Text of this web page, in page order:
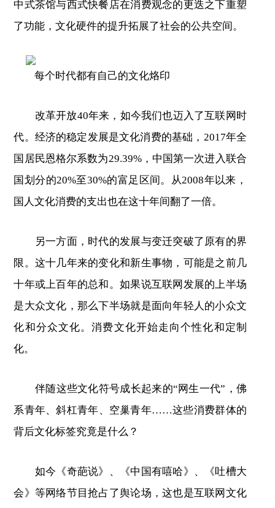
中式茶馆与西式快餐店在消费观念的更迭之下重塑
了功能，文化硬件的提升拓展了社会的公共空间。
每个时代都有自己的文化烙印
改革开放40年来，如今我们也迈入了互联网时
代。经济的稳定发展是文化消费的基础，2017年全
国居民恩格尔系数为29.39%，中国第一次进入联合
国划分的20%至30%的富足区间。从2008年以来，
国人文化消费的支出也在这十年间翻了一倍。
另一方面，时代的发展与变迁突破了原有的界
限。这十几年来的变化和新生事物，可能是之前几
十年或上百年的总和。如果说互联网发展的上半场
是大众文化，那么下半场就是面向年轻人的小众文
化和分众文化。消费文化开始走向个性化和定制
化。
伴随这些文化符号成长起来的“网生一代”，佛
系青年、斜杠青年、空巢青年……这些消费群体的
背后文化标签究竟是什么？
如今《奇葩说》、《中国有嘻哈》、《吐槽大
会》等网络节目抢占了舆论场，这也是互联网文化